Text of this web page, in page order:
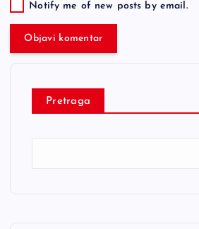
Notify me of new posts by email.
Pretraga